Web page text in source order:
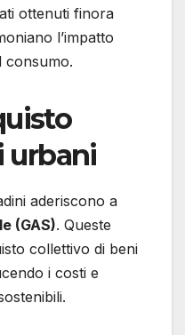
ottenuti finora
l’impatto
consumo.
urbani
aderiscono a
(GAS). Queste
collettivo di beni
i costi e